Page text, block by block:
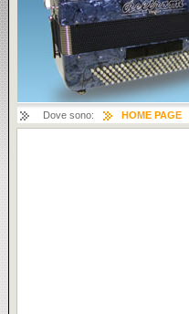
Dove sono: HOME PAGE